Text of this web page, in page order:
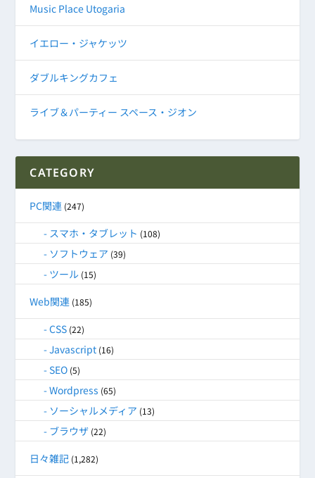
Music Place Utogaria
イエロー・ジャケッツ
ダブルキングカフェ
ライブ＆パーティー スペース・ジオン
CATEGORY
PC関連 (247)
スマホ・タブレット (108)
ソフトウェア (39)
ツール (15)
Web関連 (185)
CSS (22)
Javascript (16)
SEO (5)
Wordpress (65)
ソーシャルメディア (13)
ブラウザ (22)
日々雑記 (1,282)